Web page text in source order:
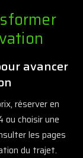
avancer
réserver en
ou choisir une
les pages
du trajet.